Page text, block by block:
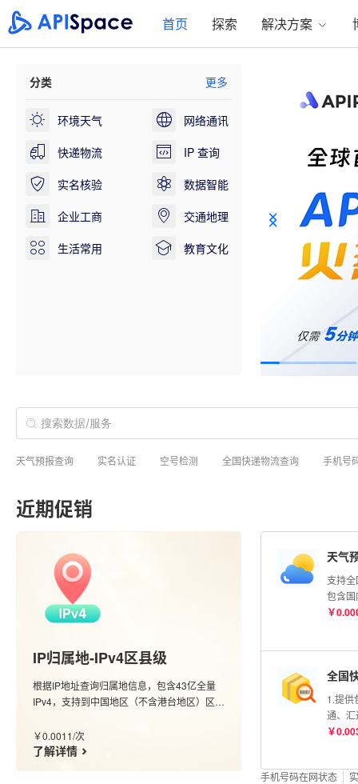
首页 探索 解决方案
分类 更多
环境天气
网络通讯
快递物流
IP 查询
实名核验
数据智能
企业工商
交通地理
生活常用
教育文化
天气预报查询 实名认证 空号检测 全国快递物流查询 手机号
近期促销
IP归属地-IPv4区县级
根据IP地址查询归属地信息，包含43亿全量
IPv4，支持到中国地区（不含港台地区）区县
￥0.0011/次
了解详情
天气
支持
包含
市的
￥
全国
1.提供
通、
流单
￥
手机号码在网状态